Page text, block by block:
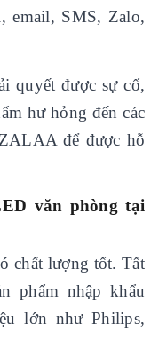
email, SMS, Zalo,
quyết được sự cố,
hư hỏng đến các
để được hỗ
văn phòng tại
chất lượng tốt. Tất
phẩm nhập khẩu
lớn như Philips,